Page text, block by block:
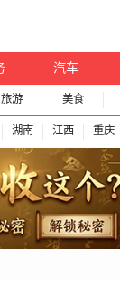
汽车
旅游 美食
湖南 江西 重庆